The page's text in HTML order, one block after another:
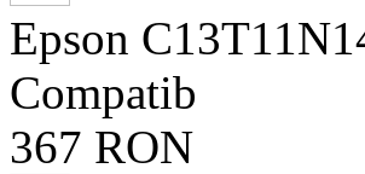
Epson
Compatib
367 RON